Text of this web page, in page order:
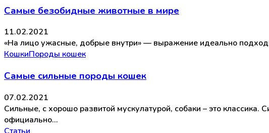
Самые безобидные животные в мире
11.02.2021
«На лицо ужасные, добрые внутри» — выражение идеально
КошкиПороды кошек
Самые сильные породы кошек
07.02.2021
Сильные, с хорошо развитой мускулатурой, собаки – это
официально…